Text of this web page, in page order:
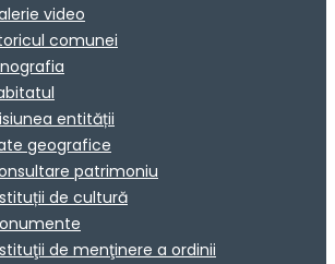
video
comunei
entității
geografice
patrimoniu
de cultură
de menţinere a ordinii